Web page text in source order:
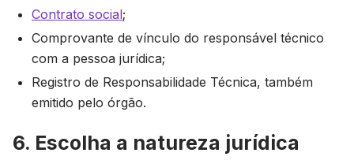
Contrato social;
Comprovante de vínculo do responsável técnico
com a pessoa jurídica;
Registro de Responsabilidade Técnica, também
emitido pelo órgão.
6. Escolha a natureza jurídica